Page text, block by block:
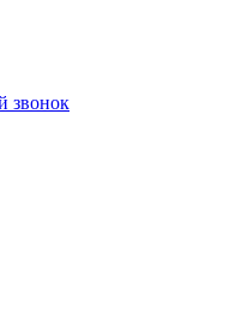
звонок